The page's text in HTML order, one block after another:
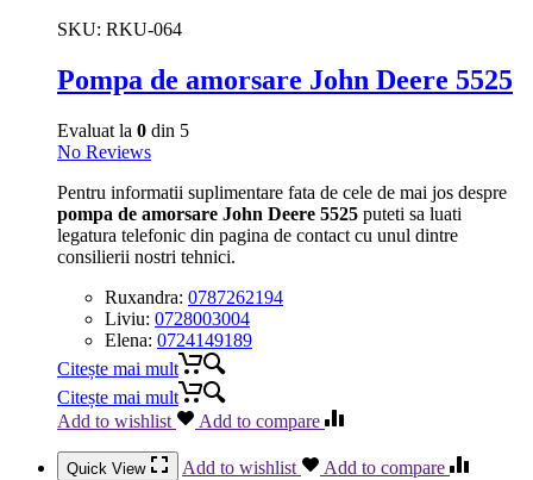
SKU: RKU-064
Pompa de amorsare John Deere 5525
Evaluat la 0 din 5
No Reviews
Pentru informatii suplimentare fata de cele de mai jos despre
pompa de amorsare John Deere 5525 puteti sa luati
legatura telefonic din pagina de contact cu unul dintre
consilierii nostri tehnici.
Ruxandra: 0787262194
Liviu: 0728003004
Elena: 0724149189
Citește mai mult
Citește mai mult
Add to wishlist
Add to compare
Quick View Add to wishlist Add to compare